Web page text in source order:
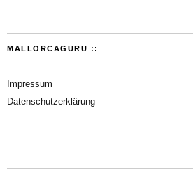
MALLORCAGURU ::
Impressum
Datenschutzerklärung